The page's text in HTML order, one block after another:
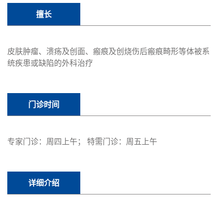
擅长
皮肤肿瘤、溃疡及创面、瘢痕及创烧伤后瘢痕畸形等体被系
统疾患或缺陷的外科治疗
门诊时间
专家门诊：周四上午； 特需门诊：周五上午
详细介绍